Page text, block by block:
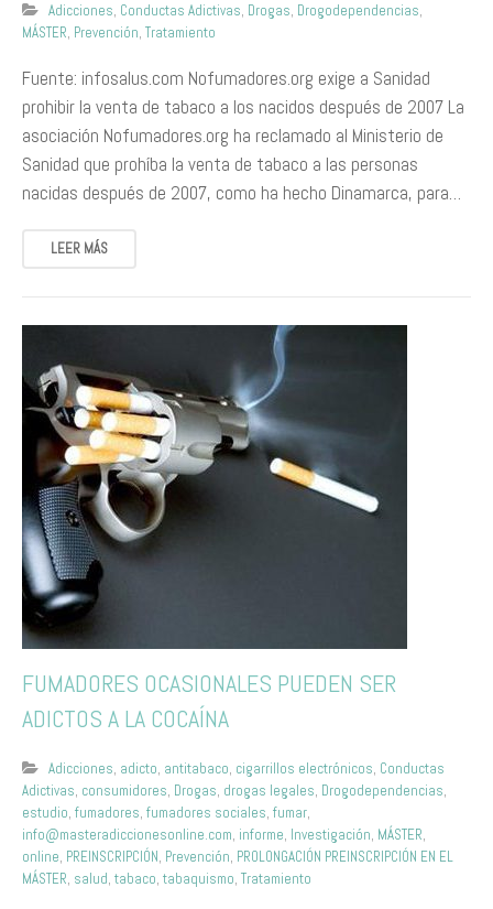
Adicciones, Conductas Adictivas, Drogas, Drogodependencias,
MÁSTER, Prevención, Tratamiento
Fuente: infosalus.com Nofumadores.org exige a Sanidad
prohibir la venta de tabaco a los nacidos después de 2007 La
asociación Nofumadores.org ha reclamado al Ministerio de
Sanidad que prohíba la venta de tabaco a las personas
nacidas después de 2007, como ha hecho Dinamarca, para…
LEER MÁS
FUMADORES OCASIONALES PUEDEN SER
ADICTOS A LA COCAÍNA
Adicciones, adicto, antitabaco, cigarrillos electrónicos, Conductas
Adictivas, consumidores, Drogas, drogas legales, Drogodependencias,
estudio, fumadores, fumadores sociales, fumar,
info@masteradiccionesonline.com, informe, Investigación, MÁSTER,
online, PREINSCRIPCIÓN, Prevención, PROLONGACIÓN PREINSCRIPCIÓN EN EL
MÁSTER, salud, tabaco, tabaquismo, Tratamiento